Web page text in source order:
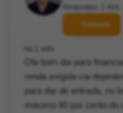
Respostas: 1.464
Contatar
Ola bom dia para
renda exigida vai
para dar de entrada, no
máximo 80 por cento do